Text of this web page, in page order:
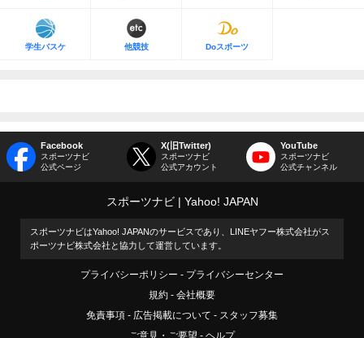
学生バスケ 他競技 Doスポーツ
Facebook
スポーツナビ
公式ページ
X(旧Twitter)
スポーツナビ
公式アカウント
YouTube
スポーツナビ
公式チャンネル
スポーツナビ Yahoo! JAPAN
スポーツナビはYahoo! JAPANのサービスであり、LINEヤフー株式会社がス
ポーツナビ株式会社と協力して運営しています。
プライバシーポリシー
プライバシーセンター
規約
会社概要
免責事項
広告掲載について
スタッフ募集
ご意見・ご要望
ヘルプ